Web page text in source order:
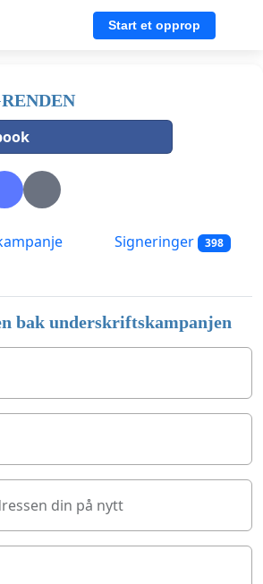
Start et opprop
Signeringer 398
bak underskriftskampanjen
din på nytt